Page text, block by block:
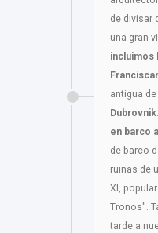
de divisar
una gran
incluimos
antigua
Dubrovnik
en barco
de barco
ruinas de
XI,
Tronos".
tarde a